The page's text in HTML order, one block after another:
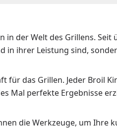
der Welt des Grillens. Seit
in ihrer Leistung sind,
für das Grillen. Jeder Broil
Mal perfekte Ergebnisse
die Werkzeuge, um Ihre